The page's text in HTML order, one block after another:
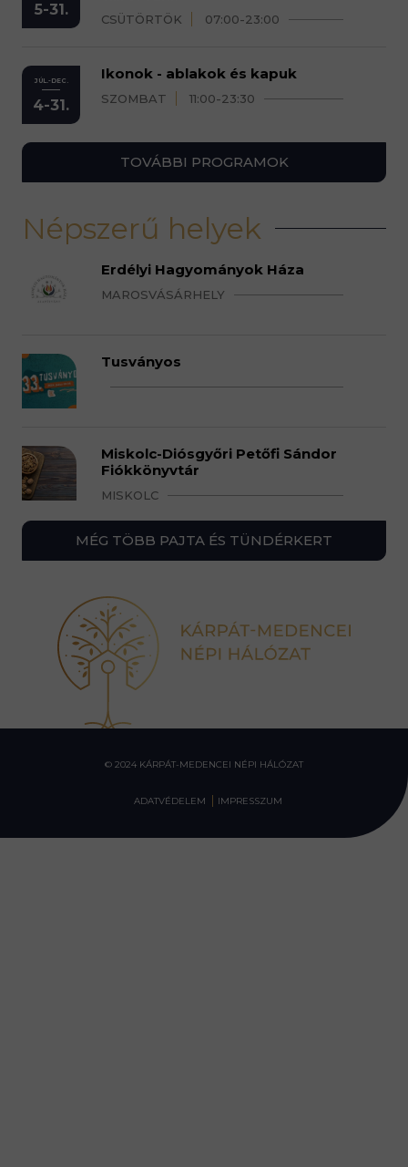
5-31.
CSÜTÖRTÖK 07:00-23:00
JÚL.-DEC.
4-31.
Ikonok - ablakok és kapuk
SZOMBAT 11:00-23:30
TOVÁBBI PROGRAMOK
Népszerű helyek
Erdélyi Hagyományok Háza
MAROSVÁSÁRHELY
Tusványos
Miskolc-Diósgyőri Petőfi Sándor
Fiókkönyvtár
MISKOLC
MÉG TÖBB PAJTA ÉS TÜNDÉRKERT
© 2024 KÁRPÁT-MEDENCEI NÉPI HÁLÓZAT
ADATVÉDELEM IMPRESSZUM